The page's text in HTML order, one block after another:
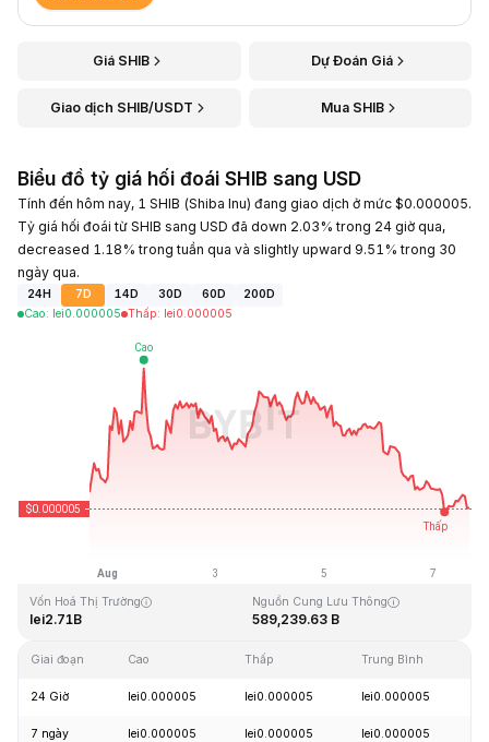
Giá SHIB Dự Đoán Giá
Giao dịch SHIB/USDT Mua SHIB
Biểu đồ tỷ giá hối đoái SHIB sang USD
Tính đến hôm nay, 1 SHIB (Shiba Inu) đang giao dịch ở mức $0.000005.
Tỷ giá hối đoái từ SHIB sang USD đã down 2.03% trong 24 giờ qua,
decreased 1.18% trong tuần qua và slightly upward 9.51% trong 30
ngày qua.
24H 7D 14D 30D 60D
200D
Cao: lei0.000005 Thấp: lei0.000005
lei0.000086 lei0.000000
Vốn Hoá Thị Trường
lei2.71B
Nguồn Cung Lưu Thông
589,239.63 B
Giai đoạn Cao Thấp Trung Bình
24 Giờ lei0.000005 lei0.000005 lei0.000005
7 ngày lei0.000005 lei0.000005 lei0.000005